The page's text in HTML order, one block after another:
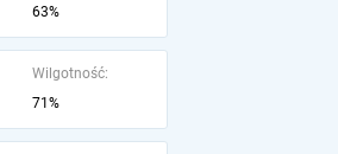
63%
Wilgotność:
71%